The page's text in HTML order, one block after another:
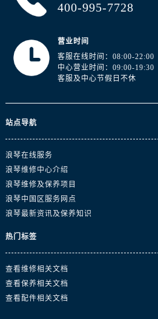
400-995-7728
营业时间
客服在线时间：08:00-22:00
中心营业时间：09:00-19:30
客服及中心节假日不休
站点导航
浪琴在线服务
浪琴维修中心介绍
浪琴维修及保养项目
浪琴中国区服务网点
浪琴最新资讯及保养知识
热门标签
查看维修相关文档
查看保养相关文档
查看配件相关文档